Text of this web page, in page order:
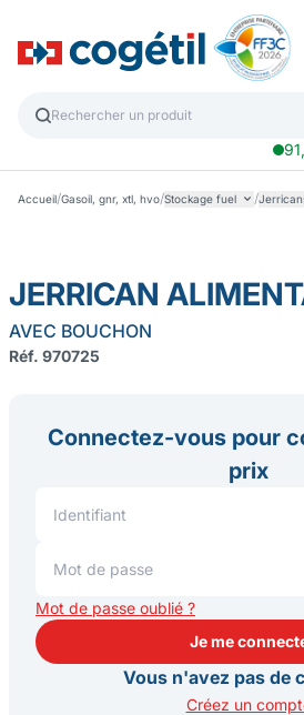
Accueil/Gasoil, gnr, xtl, hvo/Stockage fuel /
JERRICAN
AVEC BOUCHON
Réf. 970725
Connectez-vous pour
prix
Mot de passe oublié ?
Je me
Je me
Vous n'avez pas de
Créez un